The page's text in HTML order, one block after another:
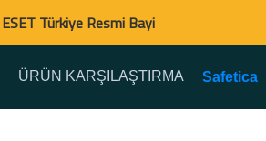
ESET Türkiye Resmi Bayi
ÜRÜN KARŞILAŞTIRMA Safetica